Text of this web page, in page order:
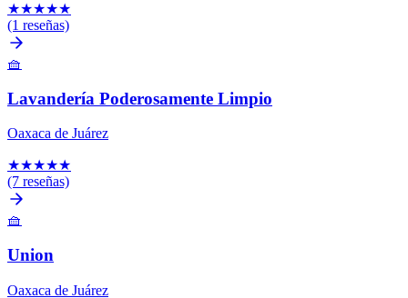
★★★★★
(1 reseñas)
🧺
Lavandería Poderosamente Limpio
Oaxaca de Juárez
★★★★★
(7 reseñas)
🧺
Union
Oaxaca de Juárez